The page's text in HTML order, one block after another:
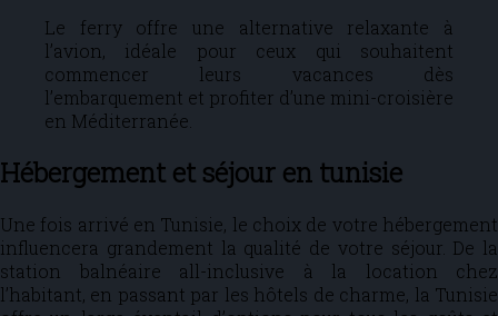
Le ferry offre une alternative relaxante à
l’avion, idéale pour ceux qui souhaitent
commencer leurs vacances dès
l’embarquement et profiter d’une mini-croisière
en Méditerranée.
Hébergement et séjour en tunisie
Une fois arrivé en Tunisie, le choix de votre hébergement
influencera grandement la qualité de votre séjour. De la
station balnéaire all-inclusive à la location chez
l’habitant, en passant par les hôtels de charme, la Tunisie